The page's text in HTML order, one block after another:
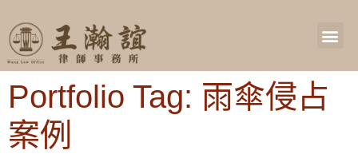
Portfolio Tag: 雨傘侵占
案例